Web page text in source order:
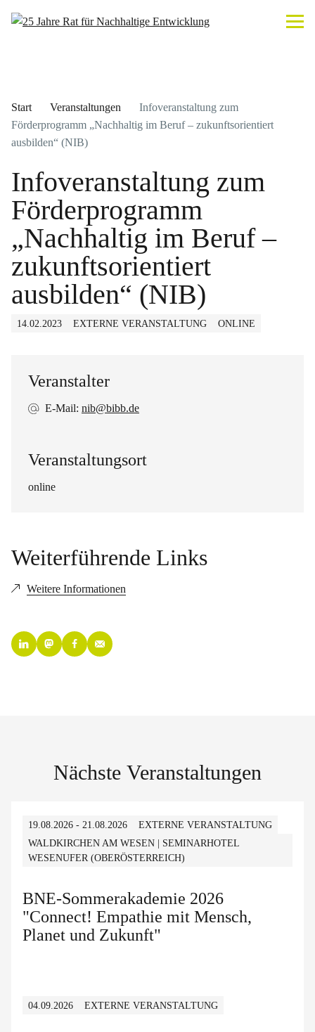
Start Veranstaltungen
Infoveranstaltung zum
Förderprogramm „Nachhaltig im Beruf – zukunftsorientiert
ausbilden“ (NIB)
Infoveranstaltung zum
Förderprogramm
„Nachhaltig im Beruf –
zukunftsorientiert
ausbilden“ (NIB)
14.02.2023 EXTERNE VERANSTALTUNG ONLINE
Veranstalter
E-Mail: nib@bibb.de
Veranstaltungsort
online
Weiterführende Links
Weitere Informationen
Nächste Veranstaltungen
19.08.2026 - 21.08.2026
EXTERNE VERANSTALTUNG
WALDKIRCHEN AM WESEN | SEMINARHOTEL
WESENUFER (OBERÖSTERREICH)
BNE-Sommerakademie 2026
"Connect! Empathie mit Mensch,
Planet und Zukunft"
04.09.2026 EXTERNE VERANSTALTUNG